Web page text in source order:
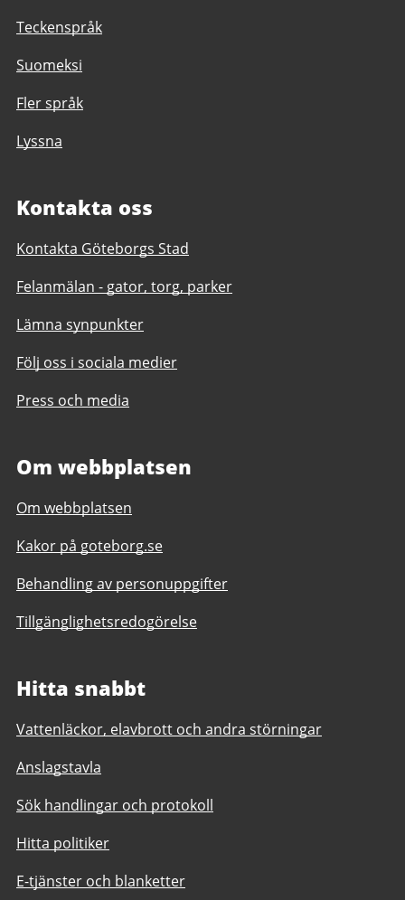
Teckenspråk
Suomeksi
Fler språk
Lyssna
Kontakta oss
Kontakta Göteborgs Stad
Felanmälan - gator, torg, parker
Lämna synpunkter
Följ oss i sociala medier
Press och media
Om webbplatsen
Om webbplatsen
Kakor på goteborg.se
Behandling av personuppgifter
Tillgänglighetsredogörelse
Hitta snabbt
Vattenläckor, elavbrott och andra störningar
Anslagstavla
Sök handlingar och protokoll
Hitta politiker
E-tjänster och blanketter